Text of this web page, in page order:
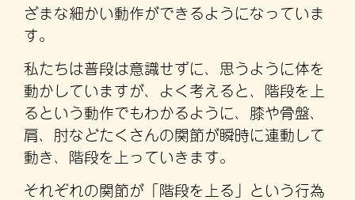
ざまな細かい動作ができるようになっていま
す。
私たちは普段は意識せずに、思うように体を
動かしていますが、よく考えると、階段を上
るという動作でもわかるように、膝や骨盤、
肩、肘などたくさんの関節が瞬時に連動して
動き、階段を上っていきます。
それぞれの関節が「階段を上る」という行為